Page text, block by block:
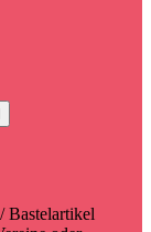
Bastelartikel